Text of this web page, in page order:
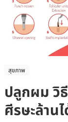
สุขภาพ
ปลูกผม วิ
ศีรษะล้าน